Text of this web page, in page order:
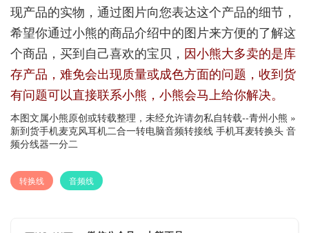
现产品的实物，通过图片向您表达这个产品的细节，
希望你通过小熊的商品介绍中的图片来方便的了解这
个商品，买到自己喜欢的宝贝， 因小熊大多卖的是库
存产品，难免会出现质量或成色方面的问题，收到货
有问题可以直接联系小熊，小熊会马上给你解决。
本图文属小熊原创或转载整理，未经允许请勿私自转载--青州小熊 »
新到货手机麦克风耳机二合一转电脑音频转接线 手机耳麦转换头 音
频分线器一分二
转换线 音频线